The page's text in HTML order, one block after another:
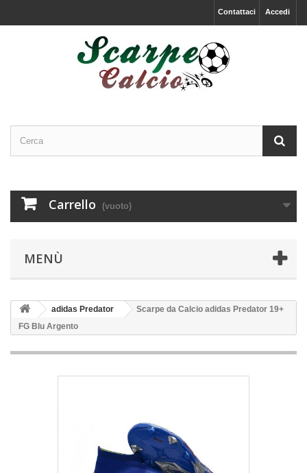
Accedi
Contattaci
Carrello (vuoto)
MENÙ
adidas Predator
Scarpe da Calcio adidas Predator 19+
FG Blu Argento